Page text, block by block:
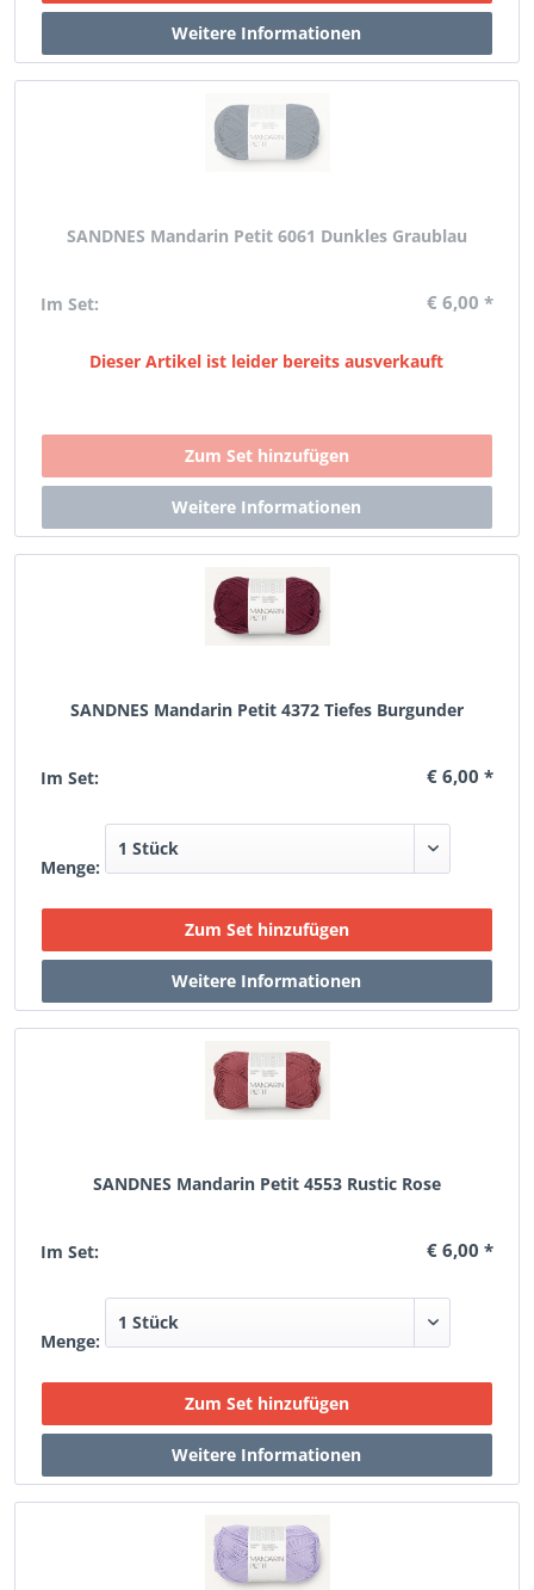
SANDNES Mandarin Petit 6061 Dunkles Graublau
Im Set: € 6,00 *
Dieser Artikel ist leider bereits ausverkauft
SANDNES Mandarin Petit 4372 Tiefes Burgunder
Im Set: € 6,00 *
Menge:
SANDNES Mandarin Petit 4553 Rustic Rose
Im Set: € 6,00 *
Menge: